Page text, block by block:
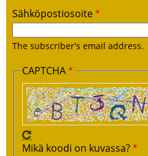
Sähköpostiosoite
The subscriber's email address.
CAPTCHA
Mikä koodi on kuvassa?